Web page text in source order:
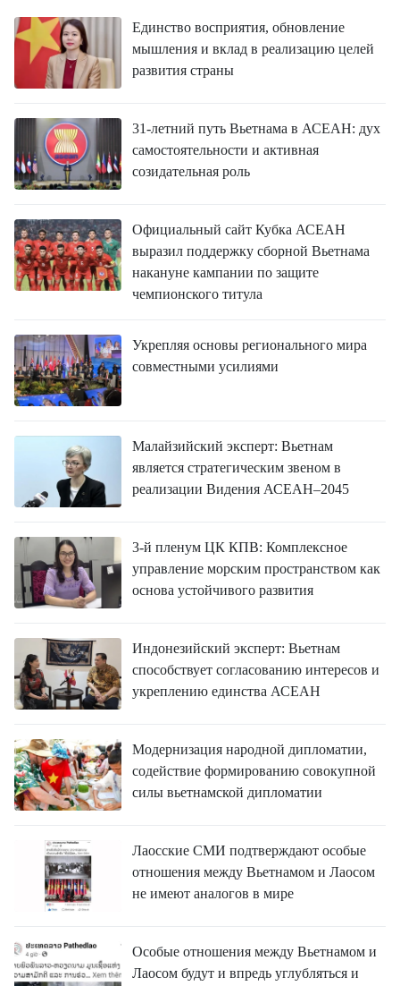
Единство восприятия, обновление
мышления и вклад в реализацию целей
развития страны
31-летний путь Вьетнама в АСЕАН: дух
самостоятельности и активная
созидательная роль
Официальный сайт Кубка АСЕАН
выразил поддержку сборной Вьетнама
накануне кампании по защите
чемпионского титула
Укрепляя основы регионального мира
совместными усилиями
Малайзийский эксперт: Вьетнам
является стратегическим звеном в
реализации Видения АСЕАН–2045
3-й пленум ЦК КПВ: Комплексное
управление морским пространством как
основа устойчивого развития
Индонезийский эксперт: Вьетнам
способствует согласованию интересов и
укреплению единства АСЕАН
Модернизация народной дипломатии,
содействие формированию совокупной
силы вьетнамской дипломатии
Лаосские СМИ подтверждают особые
отношения между Вьетнамом и Лаосом
не имеют аналогов в мире
Особые отношения между Вьетнамом и
Лаосом будут и впредь углубляться и